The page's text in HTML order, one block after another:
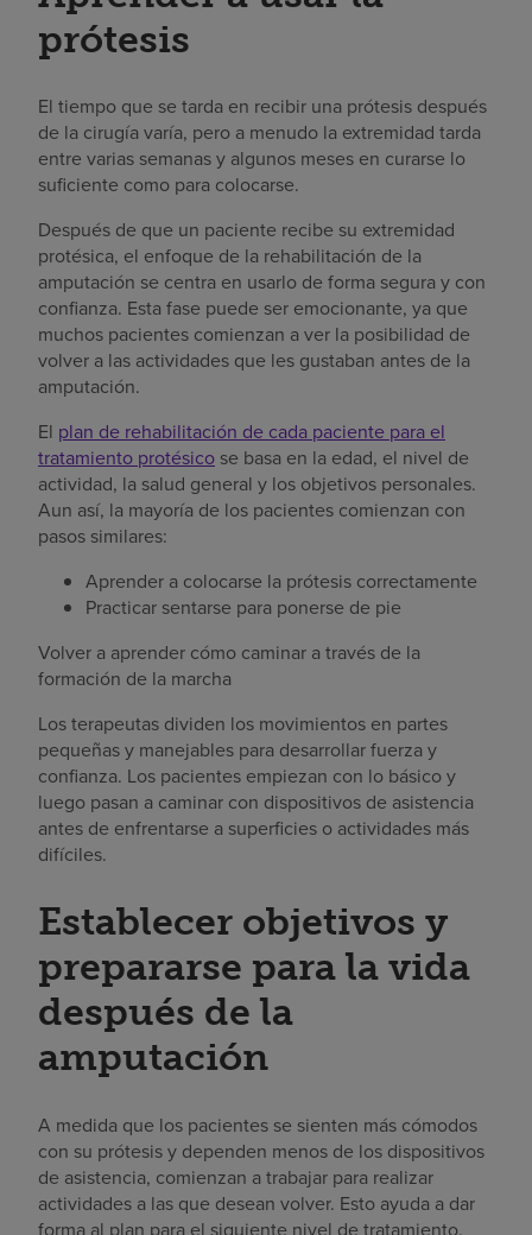
prótesis
El tiempo que se tarda en recibir una prótesis después
de la cirugía varía, pero a menudo la extremidad tarda
entre varias semanas y algunos meses en curarse lo
suficiente como para colocarse.
Después de que un paciente recibe su extremidad
protésica, el enfoque de la rehabilitación de la
amputación se centra en usarlo de forma segura y con
confianza. Esta fase puede ser emocionante, ya que
muchos pacientes comienzan a ver la posibilidad de
volver a las actividades que les gustaban antes de la
amputación.
El plan de rehabilitación de cada paciente para el
tratamiento protésico se basa en la edad, el nivel de
actividad, la salud general y los objetivos personales.
Aun así, la mayoría de los pacientes comienzan con
pasos similares:
Aprender a colocarse la prótesis correctamente
Practicar sentarse para ponerse de pie
Volver a aprender cómo caminar a través de la
formación de la marcha
Los terapeutas dividen los movimientos en partes
pequeñas y manejables para desarrollar fuerza y
confianza. Los pacientes empiezan con lo básico y
luego pasan a caminar con dispositivos de asistencia
antes de enfrentarse a superficies o actividades más
difíciles.
Establecer objetivos y
prepararse para la vida
después de la
amputación
A medida que los pacientes se sienten más cómodos
con su prótesis y dependen menos de los dispositivos
de asistencia, comienzan a trabajar para realizar
actividades a las que desean volver. Esto ayuda a dar
forma al plan para el siguiente nivel de tratamiento.